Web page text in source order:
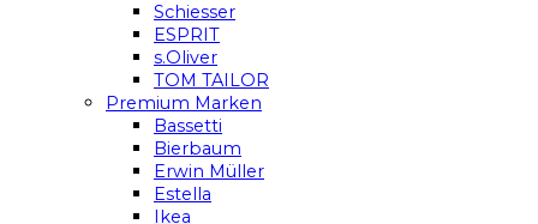
Schiesser
ESPRIT
s.Oliver
TOM TAILOR
Premium Marken
Bassetti
Bierbaum
Erwin Müller
Estella
Ikea